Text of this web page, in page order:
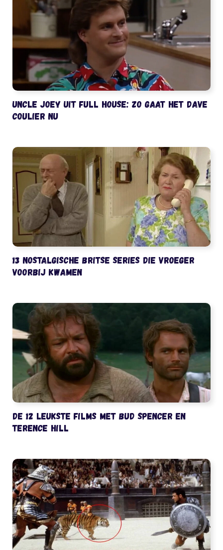
Uncle Joey uit Full House: zo gaat het Dave
Coulier nu
13 nostalgische Britse series die vroeger
voorbij kwamen
De 12 leukste films met Bud Spencer en
Terence Hill